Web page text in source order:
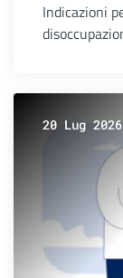
Indicazioni
20 Lug 2026